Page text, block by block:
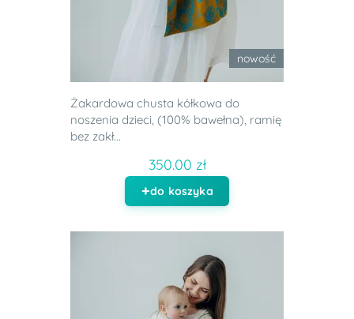
nowość
Żakardowa chusta kółkowa do
noszenia dzieci, (100% bawełna), ramię
bez zakł...
350.00 zł
do koszyka